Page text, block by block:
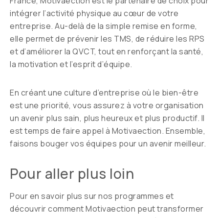
intégrer l’activité physique au cœur de votre
entreprise. Au-delà de la simple remise en forme,
elle permet de prévenir les TMS, de réduire les RPS
et d’améliorer la QVCT, tout en renforçant la santé,
la motivation et l’esprit d’équipe.
En créant une culture d’entreprise où le bien-être
est une priorité, vous assurez à votre organisation
un avenir plus sain, plus heureux et plus productif. Il
est temps de faire appel à Motivaection. Ensemble,
faisons bouger vos équipes pour un avenir meilleur.
Pour aller plus loin
Pour en savoir plus sur nos programmes et
découvrir comment Motivaection peut transformer